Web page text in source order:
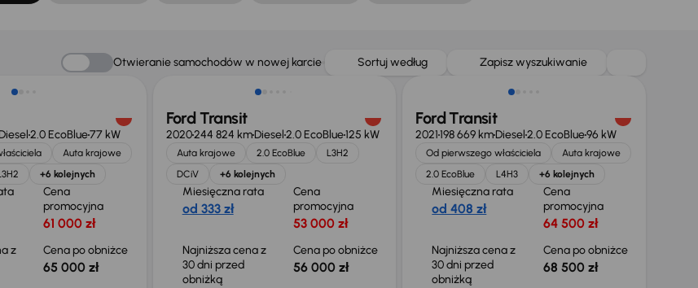
Otwieranie samochodów w nowej karcie Sortuj według Zapisz wyszukiwanie
Diesel2.0 EcoBlue77 kW
Auta krajowe
+6 kolejnych
Cena
promocyjna
61 000 zł
z
Cena po obniżce
65 000 zł
Taniej o 1 000 zł
Ford Transit
2020244 824 kmDiesel2.0 EcoBlue125 kW
Auta krajowe 2.0 EcoBlue
L3H2
DCiV
+6 kolejnych
Miesięczna rata
od 333 zł
Cena
promocyjna
53 000 zł
Najniższa cena z
30 dni przed
obniżką
Cena po obniżce
56 000 zł
Taniej o 1 500 zł
Ford Transit
2021198 669 kmDiesel2.0 EcoBlue96 kW
Od pierwszego właściciela
Auta krajowe
2.0 EcoBlue
L4H3 +6 kolejnych
Miesięczna rata
od 408 zł
Cena
promocyjna
64 500 zł
Najniższa cena z
30 dni przed
obniżką
Cena po obniżce
68 500 zł